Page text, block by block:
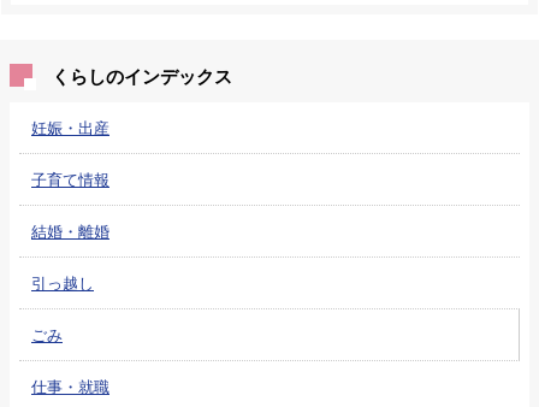
くらしのインデックス
妊娠・出産
子育て情報
結婚・離婚
引っ越し
ごみ
仕事・就職